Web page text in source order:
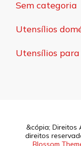
Sem categoria
Utensílios
Utensílios
&cópia; Direitos
direitos
Blossom